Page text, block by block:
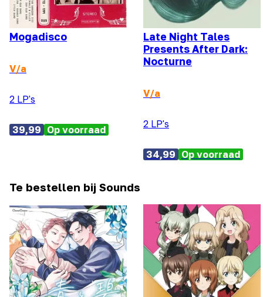
Mogadisco
V/a
2 LP's
39,99 Op voorraad
Late Night Tales
Presents After Dark:
Nocturne
V/a
2 LP's
34,99 Op voorraad
Te bestellen bij Sounds